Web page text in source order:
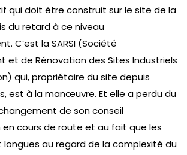
qui doit être construit sur le site de la
du retard à ce niveau
C’est la SARSI (Société
et de Rénovation des Sites Industriels
qui, propriétaire du site depuis
est à la manœuvre. Et elle a perdu du
de son conseil
en cours de route et au fait que les
au regard de la complexité du